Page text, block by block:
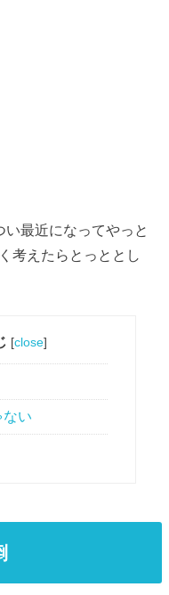
最近になってやっと
考えたらとっととし
[close]
い